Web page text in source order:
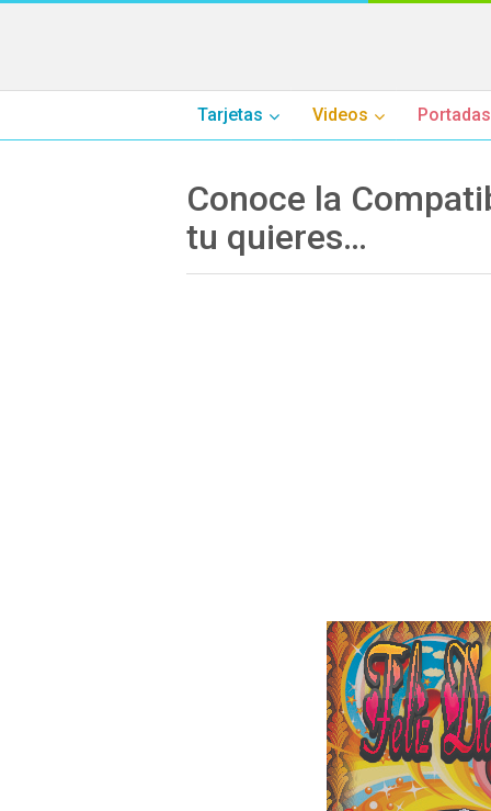
Tarjetas Videos Portadas
Conoce la
tu quieres…